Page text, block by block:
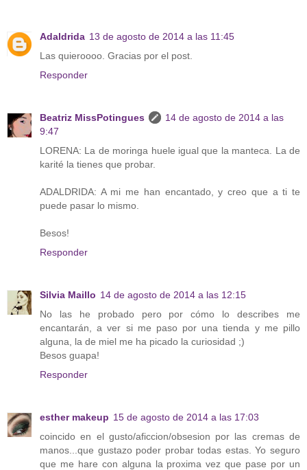
Adaldrida 13 de agosto de 2014 a las 11:45
Las quieroooo. Gracias por el post.
Responder
Beatriz MissPotingues
14 de agosto de 2014 a las
9:47
LORENA: La de moringa huele igual que la manteca. La de
karité la tienes que probar.
ADALDRIDA: A mi me han encantado, y creo que a ti te
puede pasar lo mismo.
Besos!
Responder
Silvia Maillo 14 de agosto de 2014 a las 12:15
No las he probado pero por cómo lo describes me
encantarán, a ver si me paso por una tienda y me pillo
alguna, la de miel me ha picado la curiosidad ;)
Besos guapa!
Responder
esther makeup 15 de agosto de 2014 a las 17:03
coincido en el gusto/aficcion/obsesion por las cremas de
manos...que gustazo poder probar todas estas. Yo seguro
que me hare con alguna la proxima vez que pase por un